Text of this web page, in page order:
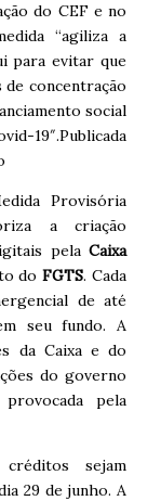
do CEF e no
“agiliza a
para evitar que
de concentração
social
19″.Publicada
Provisória
a criação
pela Caixa
doFGTS.Cada
de até
seu fundo. A
da Caixa e do
do governo
pela
sejam
29 de junho. A